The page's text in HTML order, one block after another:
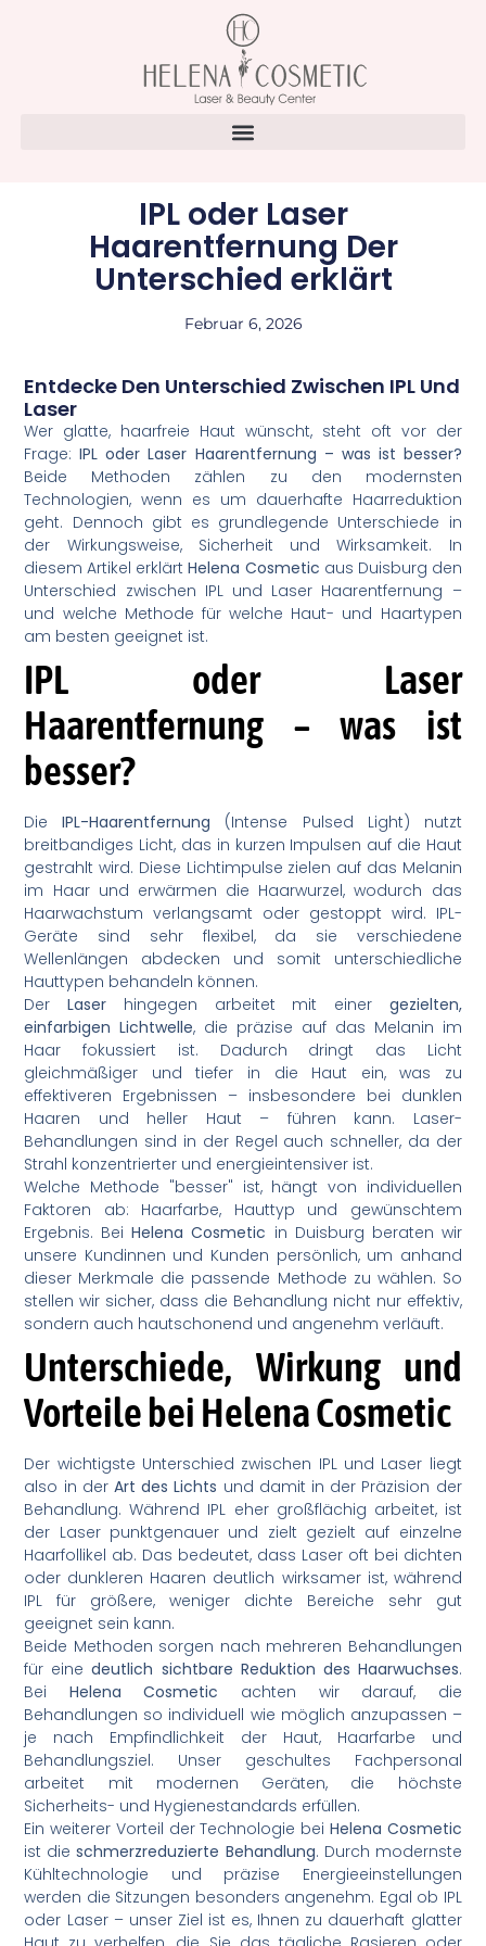
IPL oder Laser
Haarentfernung Der
Unterschied erklärt
Februar 6, 2026
Entdecke Den Unterschied Zwischen IPL Und
Laser
Wer glatte, haarfreie Haut wünscht, steht oft vor der
Frage:IPL oder Laser Haarentfernung – was ist besser?
Beide Methoden zählen zu den modernsten
Technologien, wenn es um dauerhafte Haarreduktion
geht. Dennoch gibt es grundlegende Unterschiede in
der Wirkungsweise, Sicherheit und Wirksamkeit. In
diesem Artikel erklärtHelena Cosmetic aus Duisburg den
Unterschied zwischen IPL und Laser Haarentfernung –
und welche Methode für welche Haut- und Haartypen
am besten geeignet ist.
IPL oder Laser
Haarentfernung – was ist
besser?
DieIPL-Haarentfernung (Intense Pulsed Light) nutzt
breitbandiges Licht, das in kurzen Impulsen auf die Haut
gestrahlt wird. Diese Lichtimpulse zielen auf das Melanin
im Haar und erwärmen die Haarwurzel, wodurch das
Haarwachstum verlangsamt oder gestoppt wird. IPL-
Geräte sind sehr flexibel, da sie verschiedene
Wellenlängen abdecken und somit unterschiedliche
Hauttypen behandeln können.
DerLaser hingegen arbeitet mit einer gezielten,
einfarbigen Lichtwelle, die präzise auf das Melanin im
Haar fokussiert ist. Dadurch dringt das Licht
gleichmäßiger und tiefer in die Haut ein, was zu
effektiveren Ergebnissen – insbesondere bei dunklen
Haaren und heller Haut – führen kann. Laser-
Behandlungen sind in der Regel auch schneller, da der
Strahl konzentrierter und energieintensiver ist.
Welche Methode "besser" ist, hängt von individuellen
Faktoren ab: Haarfarbe, Hauttyp und gewünschtem
Ergebnis. BeiHelena Cosmetic in Duisburg beraten wir
unsere Kundinnen und Kunden persönlich, um anhand
dieser Merkmale die passende Methode zu wählen. So
stellen wir sicher, dass die Behandlung nicht nur effektiv,
sondern auch hautschonend und angenehm verläuft.
Unterschiede, Wirkung und
Vorteile bei Helena Cosmetic
Der wichtigste Unterschied zwischen IPL und Laser liegt
also in der Art des Lichts und damit in der Präzision der
Behandlung. Während IPL eher großflächig arbeitet, ist
der Laser punktgenauer und zielt gezielt auf einzelne
Haarfollikel ab. Das bedeutet, dass Laser oft bei dichten
oder dunkleren Haaren deutlich wirksamer ist, während
IPL für größere, weniger dichte Bereiche sehr gut
geeignet sein kann.
Beide Methoden sorgen nach mehreren Behandlungen
für einedeutlich sichtbare Reduktion des Haarwuchses.
Bei Helena Cosmetic achten wir darauf, die
Behandlungen so individuell wie möglich anzupassen –
je nach Empfindlichkeit der Haut, Haarfarbe und
Behandlungsziel. Unser geschultes Fachpersonal
arbeitet mit modernen Geräten, die höchste
Sicherheits- und Hygienestandards erfüllen.
Ein weiterer Vorteil der Technologie bei Helena Cosmetic
ist dieschmerzreduzierte Behandlung. Durch modernste
Kühltechnologie und präzise Energieeinstellungen
werden die Sitzungen besonders angenehm. Egal ob IPL
oder Laser – unser Ziel ist es, Ihnen zu dauerhaft glatter